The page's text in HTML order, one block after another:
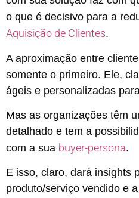
o que é decisivo para a
Aquisição de Clientes.
A aproximação entre
somente o primeiro. Ele,
ágeis e personalizadas
Mas as organizações têm
detalhado e tem a
com a sua buyer-persona.
E isso, claro, dará insights
produto/serviço vendido e